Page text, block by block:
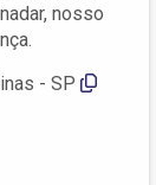
nosso
- SP